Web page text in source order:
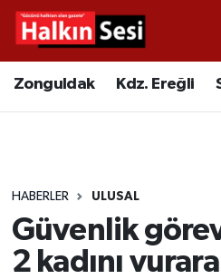
Zonguldak Kdz. Ereğli
HABERLER ULUSAL
Güvenlik
2 kadını
Video
Çaycuma
Alaplı
Merkez Hava Durumu
Tüm Manşetler